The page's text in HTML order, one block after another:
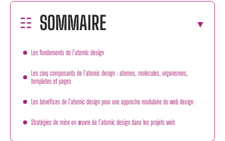
SOMMAIRE
Les fondements de l’atomic design
Les cinq composants de l’atomic design : atomes, molécules, organismes,
templates et pages
Les bénéfices de l’atomic design pour une approche modulaire du web design
Stratégies de mise en œuvre de l’atomic design dans les projets web